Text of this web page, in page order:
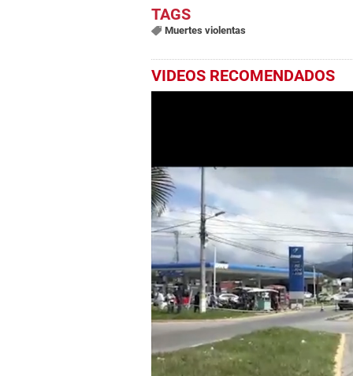
Muertes violentas
VIDEOS RECOMENDADOS